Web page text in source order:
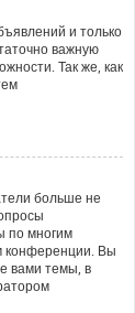
и только
важную
Так же, как
больше не
по многим
конференции. Вы
вами темы, в